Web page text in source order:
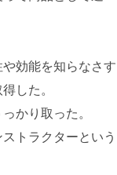
効能を知らなさす
した。
かり取った。
トラクターという